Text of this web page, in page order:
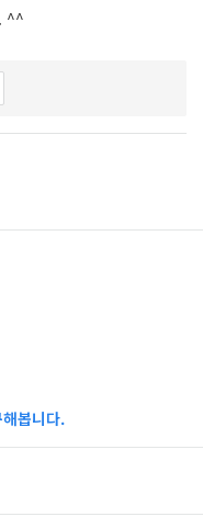
^^
봅니다.